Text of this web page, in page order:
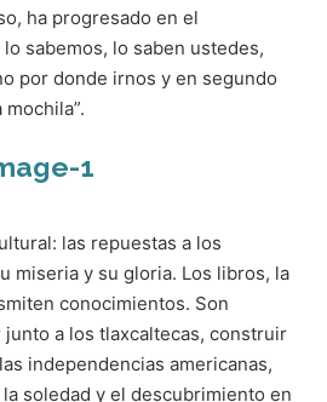
ha progresado en el
sabemos, lo saben ustedes,
por donde irnos y en segundo
las repuestas a los
miseria y su gloria. Los libros, la
conocimientos. Son
a los tlaxcaltecas, construir
independencias americanas,
soledad y el descubrimiento en